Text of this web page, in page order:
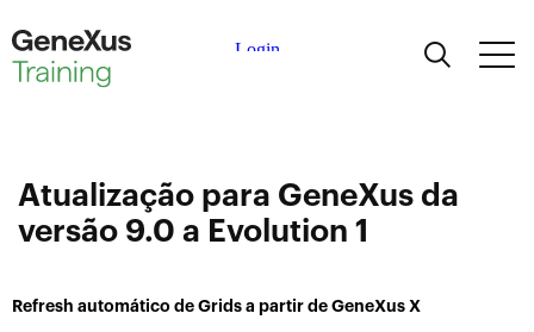
Certificações
Atualização para GeneXus da
versão 9.0 a Evolution 1
Refresh automático de Grids a partir de GeneXus X